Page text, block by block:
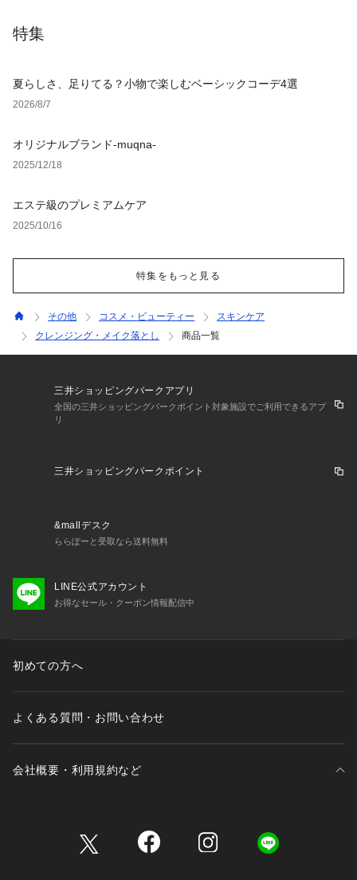
特集
夏らしさ、足りてる？小物で楽しむベーシックコーデ4選
2026/8/7
オリジナルブランド-muqna-
2025/12/18
エステ級のプレミアムケア
2025/10/16
特集をもっと見る
その他 コスメ・ビューティー
スキンケア
クレンジング・メイク落とし
商品一覧
三井ショッピングパークアプリ
全国の三井ショッピングパークポイント対象施設でご利用できるアプ
リ
三井ショッピングパークポイント
&mallデスク
ららぽーと受取なら送料無料
LINE公式アカウント
お得なセール・クーポン情報配信中
初めての方へ
よくある質問・お問い合わせ
会社概要・利用規約など